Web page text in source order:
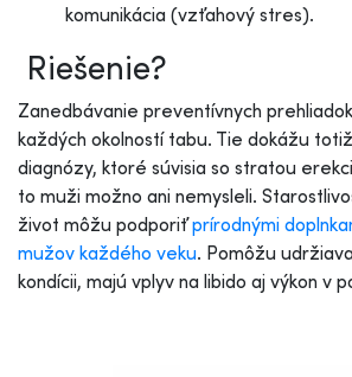
komunikácia (vzťahový stres).
Riešenie?
Zanedbávanie preventívnych
každých okolností tabu. Tie dokážu
diagnózy, ktoré súvisia so stratou
to muži možno ani nemysleli.
život môžu podporiťprírodnými
mužov každého veku. Pomôžu
kondícii, majú vplyv na libido aj výkon v